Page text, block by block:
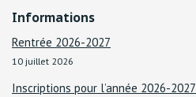
Informations
Rentrée 2026-2027
10 juillet 2026
Inscriptions pour l’année 2026-2027